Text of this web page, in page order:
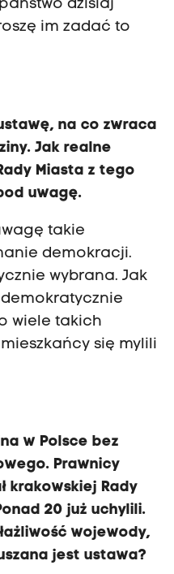
dzisiaj
im zadać to
na co zwraca
Jak realne
Miasta z tego
uwagę.
takie
demokracji.
wybrana. Jak
wiele takich
się mylili
w Polsce bez
Prawnicy
krakowskiej Rady
20 już uchylili.
wojewody,
jest ustawa?